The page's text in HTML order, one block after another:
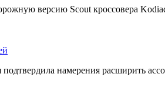
версию Scout кроссовера
намерения расширить